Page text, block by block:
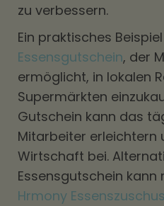
zu verbessern.
Ein praktisches
Essensgutschein, der
ermöglicht, in lokalen
Supermärkten
Gutschein kann das
Mitarbeiter erleichtern
Wirtschaft bei.
Essensgutschein kann
Hrmony